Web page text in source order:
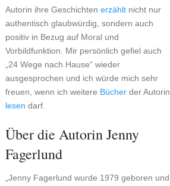
Autorin ihre Geschichten erzähltnicht nur
authentisch glaubwürdig, sondern auch
positiv in Bezug auf Moral und
Vorbildfunktion. Mir persönlich gefiel auch
„24 Wege nach Hause“ wieder
ausgesprochen und ich würde mich sehr
freuen, wenn ich weitere Bücherder Autorin
lesen darf.
Über die Autorin Jenny
Fagerlund
„Jenny Fagerlund wurde 1979 geboren und